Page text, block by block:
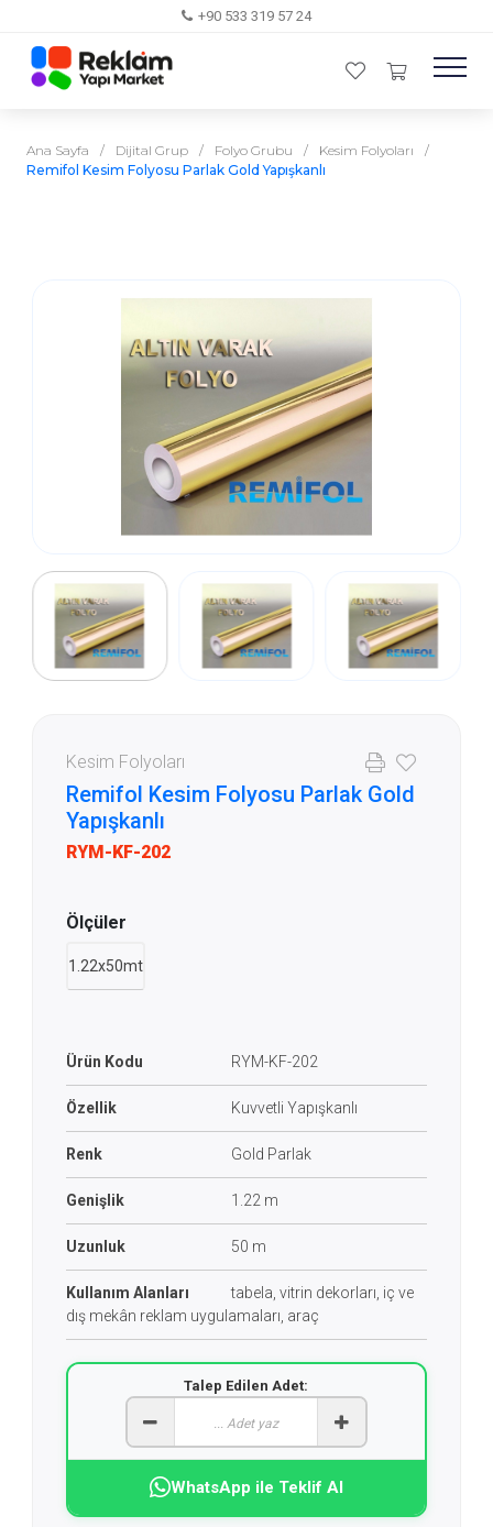
+90 533 319 57 24
Ana Sayfa / Dijital Grup / Folyo Grubu / Kesim Folyoları
/
Remifol Kesim Folyosu Parlak Gold Yapışkanlı
Kesim Folyoları
Remifol Kesim Folyosu Parlak Gold
Yapışkanlı
RYM-KF-202
Ölçüler
1.22x50mt
Ürün Kodu RYM-KF-202
Özellik Kuvvetli Yapışkanlı
Renk Gold Parlak
Genişlik 1.22 m
Uzunluk 50 m
Kullanım Alanları
tabela, vitrin dekorları, iç ve
dış mekân reklam uygulamaları, araç
Talep Edilen Adet:
WhatsApp ile Teklif Al